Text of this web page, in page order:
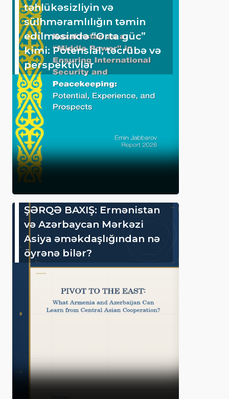
təhlükəsizliyin və
sülhməramlılığın təmin
edilməsində “Orta güc”
kimi: Potensial, təcrübə və
perspektivlər
ŞƏRQƏ BAXIŞ: Ermənistan
və Azərbaycan Mərkəzi
Asiya əməkdaşlığından nə
öyrənə bilər?